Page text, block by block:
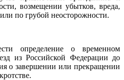
возмещении убытков, вреда,
по грубой неосторожности.
определение о временном
из Российской Федерации до
о завершении или прекращении